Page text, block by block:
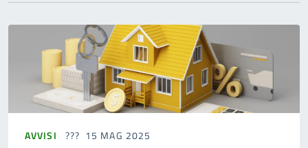
AVVISI 15 MAG 2025